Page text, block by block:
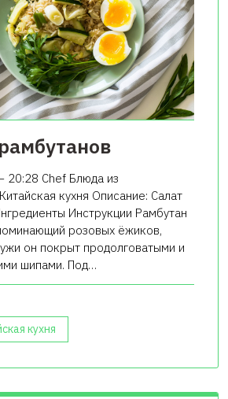
20:28 Chef Блюда из
кухня Описание: Салат
Инструкции Рамбутан
розовых ёжиков,
он покрыт продолговатыми и
шипами. Под…
кухня